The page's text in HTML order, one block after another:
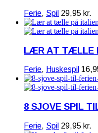
Ferie, Spil 29,95 kr.
LÆR AT TÆLLE
Ferie, Huskespil
8 SJOVE SPIL
Ferie, Spil 29,95 kr.